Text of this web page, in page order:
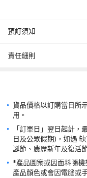
何情況下均不會向客戶
Casablanca指定門市取
【香港區】🌟香港仔 -
14號舖；電話：2556-
※※
【九龍區】🌟太子 - 始
三樓342-343號舖；電
預訂須知
責任細則
貨品價格以訂購當日所
「訂單日」翌日起計
日及公眾假期)，如遇
*產品圖案或因面料隨機
產品顏色或會因電腦或